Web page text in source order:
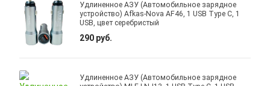
Удлиненное АЗУ (Автомобильное зарядное
устройство) Afkas-Nova AF46, 1 USB Type C, 1
USB, цвет серебристый
290 руб.
Удлиненное АЗУ (Автомобильное зарядное